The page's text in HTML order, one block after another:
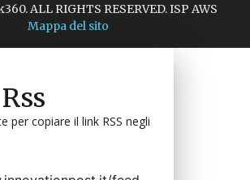
ALL RIGHTS RESERVED. ISP AWS
Mappa del sito
per copiare il link RSS negli